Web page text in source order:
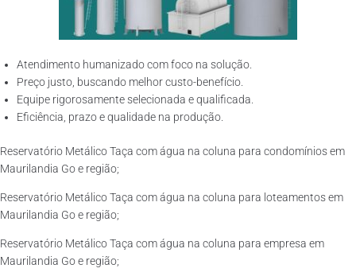
Atendimento humanizado com foco na solução.
Preço justo, buscando melhor custo-benefício.
Equipe rigorosamente selecionada e qualificada.
Eficiência, prazo e qualidade na produção.
Reservatório Metálico Taça com água na coluna para condomínios em
Maurilandia Go e região;
Reservatório Metálico Taça com água na coluna para loteamentos em
Maurilandia Go e região;
Reservatório Metálico Taça com água na coluna para empresa em
Maurilandia Go e região;